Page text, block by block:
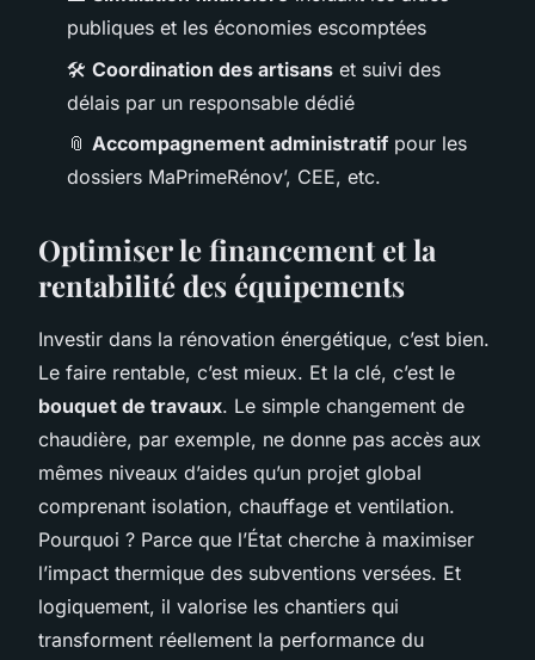
publiques et les économies escomptées
🛠️ Coordination des artisans et suivi des
délais par un responsable dédié
📎 Accompagnement administratif pour les
dossiers MaPrimeRénov’, CEE, etc.
Optimiser le financement et la
rentabilité des équipements
Investir dans la rénovation énergétique, c’est bien.
Le faire rentable, c’est mieux. Et la clé, c’est le
bouquet de travaux. Le simple changement de
chaudière, par exemple, ne donne pas accès aux
mêmes niveaux d’aides qu’un projet global
comprenant isolation, chauffage et ventilation.
Pourquoi ? Parce que l’État cherche à maximiser
l’impact thermique des subventions versées. Et
logiquement, il valorise les chantiers qui
transforment réellement la performance du